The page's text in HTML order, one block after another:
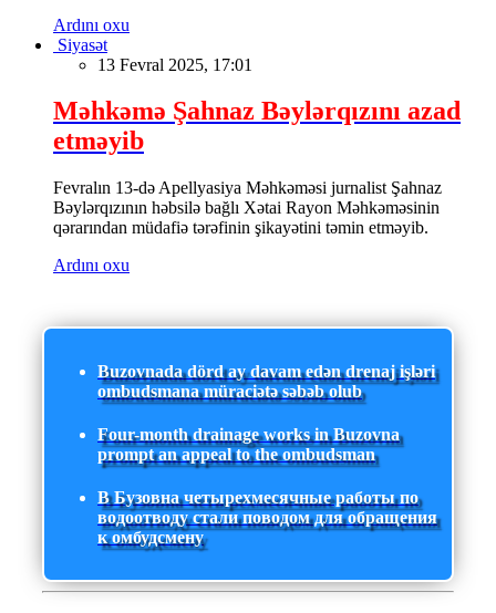
Ardını oxu
Siyasət
13 Fevral 2025, 17:01
Məhkəmə Şahnaz Bəylərqızını azad
etməyib
Fevralın 13-də Apellyasiya Məhkəməsi jurnalist Şahnaz
Bəylərqızının həbsilə bağlı Xətai Rayon Məhkəməsinin
qərarından müdafiə tərəfinin şikayətini təmin etməyib.
Ardını oxu
Buzovnada dörd ay davam edən drenaj işləri
ombudsmana müraciətə səbəb olub
Four-month drainage works in Buzovna
prompt an appeal to the ombudsman
В Бузовна четырехмесячные работы по
водоотводу стали поводом для обращения
к омбудсмену